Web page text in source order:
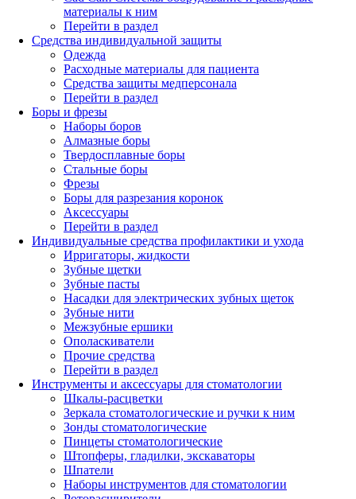
материалы к ним
Перейти в раздел
Средства индивидуальной защиты
Одежда
Расходные материалы для пациента
Средства защиты медперсонала
Перейти в раздел
Боры и фрезы
Наборы боров
Алмазные боры
Твердосплавные боры
Стальные боры
Фрезы
Боры для разрезания коронок
Аксессуары
Перейти в раздел
Индивидуальные средства профилактики и ухода
Ирригаторы, жидкости
Зубные щетки
Зубные пасты
Насадки для электрических зубных щеток
Зубные нити
Межзубные ершики
Ополаскиватели
Прочие средства
Перейти в раздел
Инструменты и аксессуары для стоматологии
Шкалы-расцветки
Зеркала стоматологические и ручки к ним
Зонды стоматологические
Пинцеты стоматологические
Штопферы, гладилки, экскаваторы
Шпатели
Наборы инструментов для стоматологии